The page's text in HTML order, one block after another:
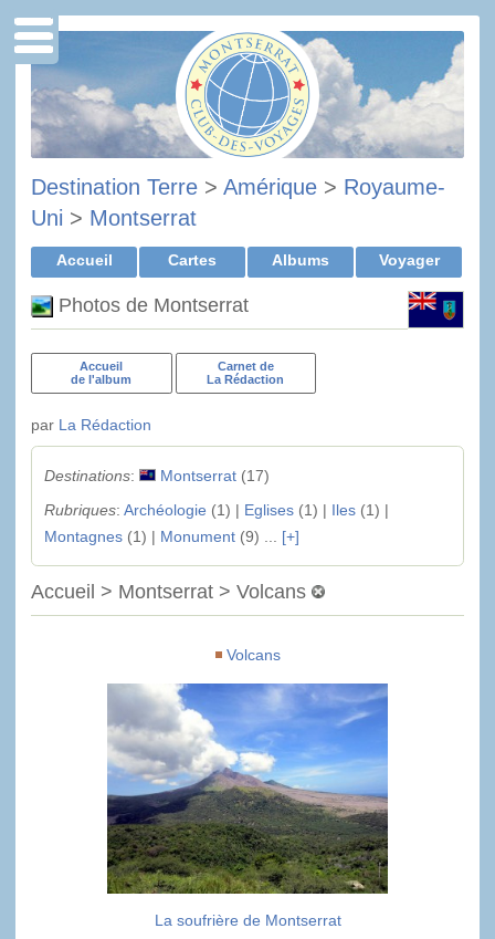
Destination Terre > Amérique > Royaume-
Uni > Montserrat
Accueil Cartes Albums Voyager
Photos de Montserrat
Accueil
de l'album
Carnet de
La Rédaction
par La Rédaction
Destinations: Montserrat(17)
Rubriques: Archéologie (1) | Eglises(1) | Iles(1) |
Montagnes(1) | Monument(9) ... [+]
Accueil > Montserrat > Volcans
Volcans
La soufrière de Montserrat